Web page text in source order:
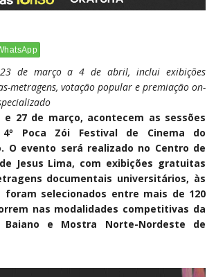
23 de março a 4 de abril, inclui exibições
metragens, votação popular e premiação on-
e 27 de março, acontecem as sessões
Poca Zói Festival de Cinema do
O evento será realizado no Centro de
Jesus Lima, com exibições gratuitas
documentais universitários, às
foram selecionados entre mais de 120
nas modalidades competitivas da
Baiano e Mostra Norte-Nordeste de